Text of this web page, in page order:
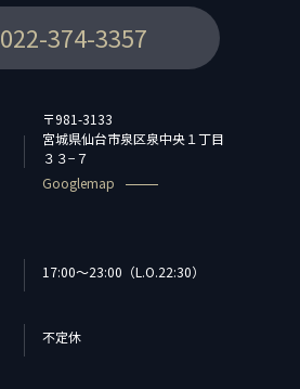
022-374-3357
〒981-3133
宮城県仙台市泉区泉中央１丁目
３３−７
Googlemap
17:00～23:00（L.O.22:30）
不定休